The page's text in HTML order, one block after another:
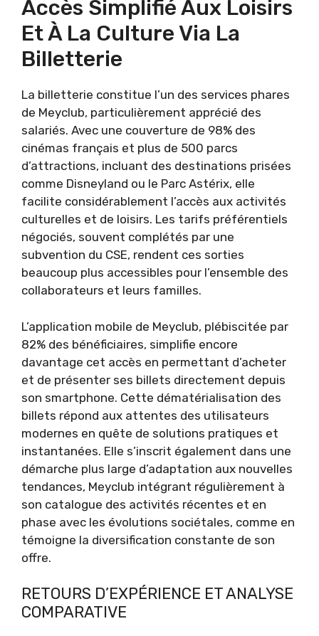
Accès Simplifié Aux Loisirs
Et À La Culture Via La
Billetterie
La billetterie constitue l’un des services phares
de Meyclub, particulièrement apprécié des
salariés. Avec une couverture de 98% des
cinémas français et plus de 500 parcs
d’attractions, incluant des destinations prisées
comme Disneyland ou le Parc Astérix, elle
facilite considérablement l’accès aux activités
culturelles et de loisirs. Les tarifs préférentiels
négociés, souvent complétés par une
subvention du CSE, rendent ces sorties
beaucoup plus accessibles pour l’ensemble des
collaborateurs et leurs familles.
L’application mobile de Meyclub, plébiscitée par
82% des bénéficiaires, simplifie encore
davantage cet accès en permettant d’acheter
et de présenter ses billets directement depuis
son smartphone. Cette dématérialisation des
billets répond aux attentes des utilisateurs
modernes en quête de solutions pratiques et
instantanées. Elle s’inscrit également dans une
démarche plus large d’adaptation aux nouvelles
tendances, Meyclub intégrant régulièrement à
son catalogue des activités récentes et en
phase avec les évolutions sociétales, comme en
témoigne la diversification constante de son
offre.
RETOURS D’EXPÉRIENCE ET ANALYSE
COMPARATIVE